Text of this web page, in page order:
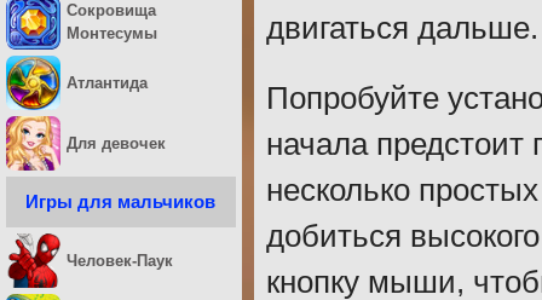
двигаться дальше.
Попробуйте
начала
несколько
добиться
кнопку мыши,
Сокровища
Монтесумы
Атлантида
Для девочек
Игры для мальчиков
Человек-Паук